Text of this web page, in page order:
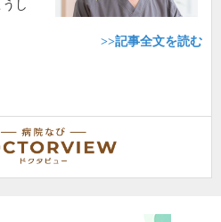
し
>>記事全文を読む